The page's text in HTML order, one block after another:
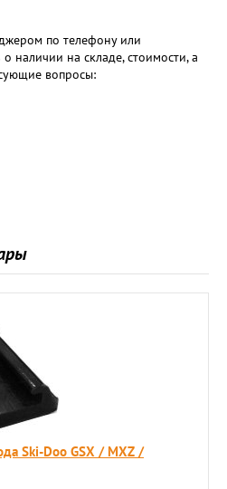
по телефону или
наличии на складе, стоимости, а
вопросы:
Ski-Doo GSX / MXZ /